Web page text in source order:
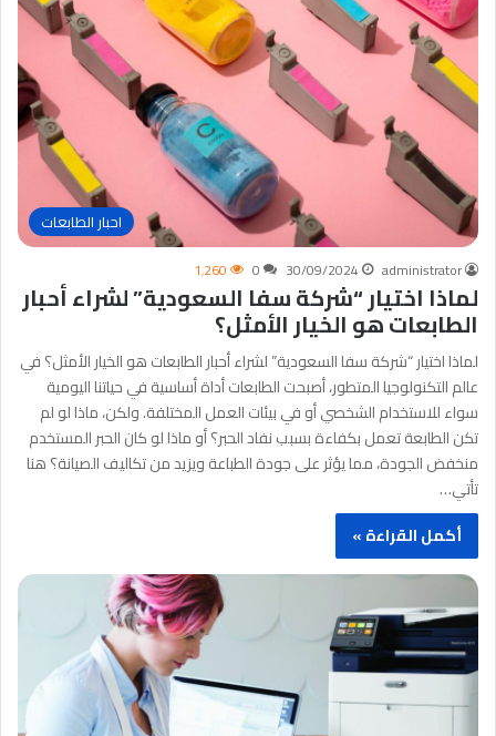
احبار الطابعات
administrator
30/09/2024
0 1٬260
لماذا اختيار “شركة سفا السعودية” لشراء أحبار
الطابعات هو الخيار الأمثل؟
لماذا اختيار “شركة سفا السعودية” لشراء أحبار الطابعات هو الخيار الأمثل؟ في
عالم التكنولوجيا المتطور، أصبحت الطابعات أداة أساسية في حياتنا اليومية
سواء للاستخدام الشخصي أو في بيئات العمل المختلفة. ولكن، ماذا لو لم
تكن الطابعة تعمل بكفاءة بسبب نفاد الحبر؟ أو ماذا لو كان الحبر المستخدم
منخفض الجودة، مما يؤثر على جودة الطباعة ويزيد من تكاليف الصيانة؟ هنا
تأتي…
أكمل القراءة »